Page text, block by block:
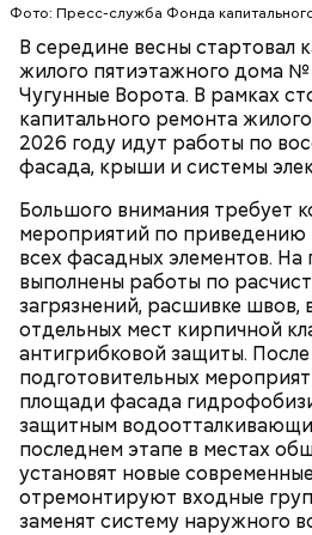
Фото: Пресс-служба Фонда
В середине весны стартовал
жилого пятиэтажного дома №
Чугунные Ворота. В рамках
капитального ремонта
2026 году идут работы по
фасада, крыши и системы
Большого внимания требует
мероприятий по
всех фасадных элементов. На
выполнены работы по
загрязнений, расшивке швов,
отдельных мест кирпичной
антигрибковой защиты. После
подготовительных
площади фасада
защитным
последнем этапе в местах
установят новые
отремонтируют входные
заменят систему наружного
На крыше здания специалисты
стропильную систему и
произведут работы по
влажностного режима и
рамках капитального
систему электроснабжения.
РАЙОН ВЫХИНО-ЖУЛЕБИНО
КАПИТАЛЬНЫЙ РЕМОНТ
ЮГО-ВОСТОЧНЫЙ
(ЮВАО)